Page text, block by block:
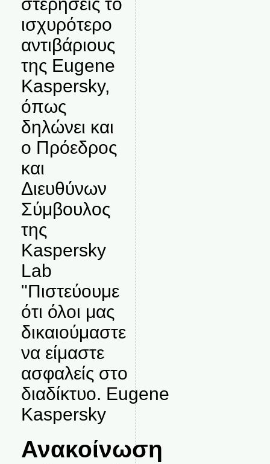
ισχυρότερο
αντιβάριους
της Eugene
Kaspersky,
όπως
δηλώνει και
ο Πρόεδρος
και
Διευθύνων
Σύμβουλος
της
Kaspersky
Lab
"Πιστεύουμε
ότι όλοι μας
δικαιούμαστε
να είμαστε
ασφαλείς στο
διαδίκτυο. Eugene
Kaspersky
Ανακοίνωση